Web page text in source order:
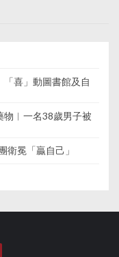
喜」動圖書館及自
物︱一名38歲男子被
衛冕「贏自己」